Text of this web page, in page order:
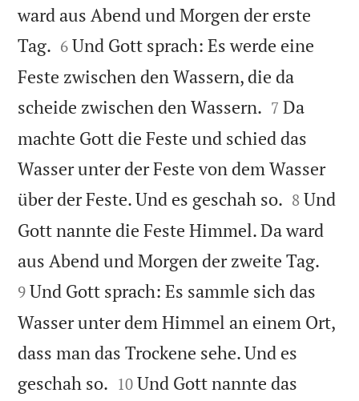
ward aus Abend und Morgen der erste
Tag. 

6 Und Gott sprach: Es werde eine
Feste zwischen den Wassern, die da
scheide zwischen den Wassern. 

7 Da
machte Gott die Feste und schied das
Wasser unter der Feste von dem Wasser
über der Feste. Und es geschah so. 

8 Und
Gott nannte die Feste Himmel. Da ward
aus Abend und Morgen der zweite Tag.
9 Und Gott sprach: Es sammle sich das
Wasser unter dem Himmel an einem Ort,
dass man das Trockene sehe. Und es
geschah so. 

10 Und Gott nannte das